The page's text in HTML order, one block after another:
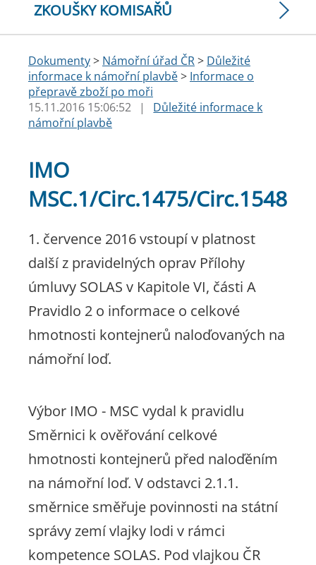
ZKOUŠKY KOMISAŘŮ
Dokumenty> Námořní úřad ČR> Důležité
informace k námořní plavbě> Informace o
přepravě zboží po moři
15.11.2016 15:06:52
|
Důležité informace k
námořní plavbě
IMO
MSC.1/Circ.1475/Circ.1548
1. července 2016 vstoupí v platnost
další z pravidelných oprav Přílohy
úmluvy SOLAS v Kapitole VI, části A
Pravidlo 2 o informace o celkové
hmotnosti kontejnerů naloďovaných na
námořní loď.
Výbor IMO - MSC vydal k pravidlu
Směrnici k ověřování celkové
hmotnosti kontejnerů před naloďěním
na námořní loď. V odstavci 2.1.1.
směrnice směřuje povinnosti na státní
správy zemí vlajky lodi v rámci
kompetence SOLAS. Pod vlajkou ČR